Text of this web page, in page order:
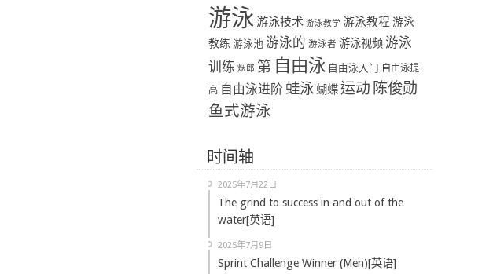
游泳游泳技术 游泳教学 游泳教程 游泳
教练 游泳池 游泳的 游泳者 游泳视频 游泳
训练 烟郎 第 自由泳 自由泳入门 自由泳提
高 自由泳进阶 蛙泳蝴蝶运动 陈俊勋
鱼式游泳
时间轴
2025年7月22日
The grind to success in and out of the
water[英语]
2025年7月9日
Sprint Challenge Winner (Men)[英语]